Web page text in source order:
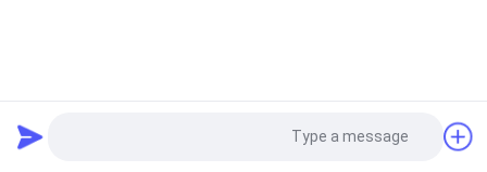
أدوات Endress+Hauser